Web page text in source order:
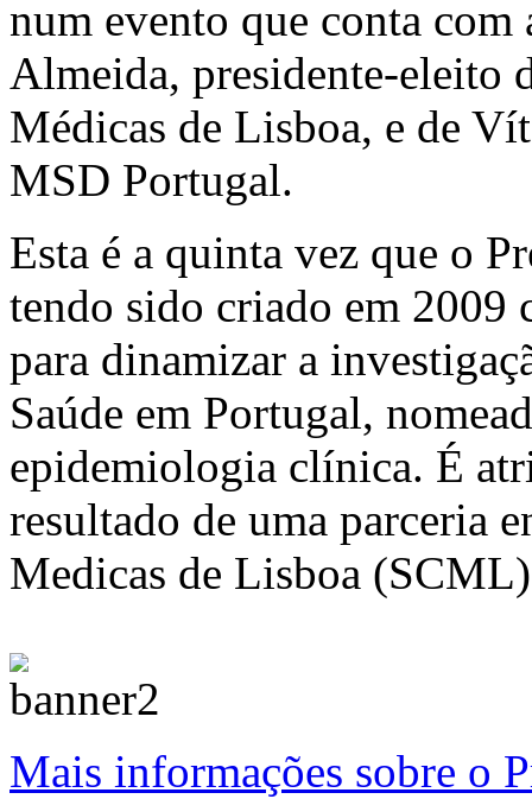
num evento que conta com
Almeida, presidente-eleito
Médicas de Lisboa, e de
MSD Portugal.
Esta é a quinta vez que o
tendo sido criado em
para dinamizar a
Saúde em Portugal,
epidemiologia clínica. É
resultado de uma parceria
Medicas de Lisboa
Mais informações sobre o